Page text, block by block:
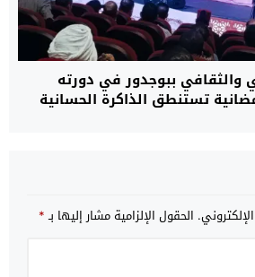
والثقافي ببوجدور في دورته
تستنطق الذاكرة الحسانية
الحقول الإلزامية مشار إليها بـ*